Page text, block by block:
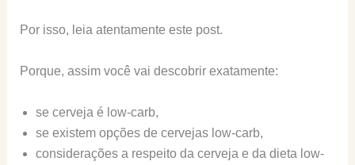
Por isso, leia atentamente este post.
Porque, assim você vai descobrir exatamente:
se cerveja é low-carb,
se existem opções de cervejas low-carb,
considerações a respeito da cerveja e da dieta low-